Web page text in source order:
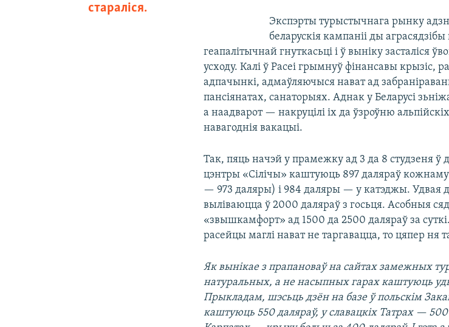
стараліся.
Экспэрты турыстычнага рынку
беларускія кампаніі ды
геапалітычнай гнуткасьці і ў выніку засталіся
усходу. Калі ў Расеі грымнуў фінансавы крызіс,
адпачынкі, адмаўляючыся нават ад
пансіянатах, санаторыях. Аднак у Беларусі
а наадварот — накруцілі іх да ўзроўню
навагоднія вакацыі.
Так, пяць начэй у прамежку ад 3 да 8 студзеня
цэнтры «Сілічы» каштуюць 897 даляраў
— 973 даляры) і 984 даляры — у катэджы. Удвая
выліваюцца ў 2000 даляраў з госьця. Асобныя
«звышкамфорт» ад 1500 да 2500 даляраў за
расейцы маглі нават не таргавацца, то цяпер ня
Як вынікае з прапановаў на сайтах замежных
натуральных, а не насыпных гарах каштуюць
Прыкладам, шэсьць дзён на базе ў польскім
каштуюць 550 даляраў, у славацкіх Татрах — 500